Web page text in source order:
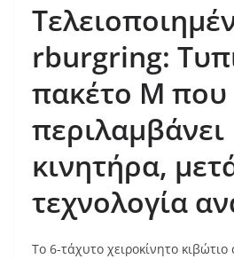
rburgring:
πακέτο M που
περιλαμβάνει
κινητήρα,
τεχνολογία
Το 6-τάχυτο χειροκίνητο